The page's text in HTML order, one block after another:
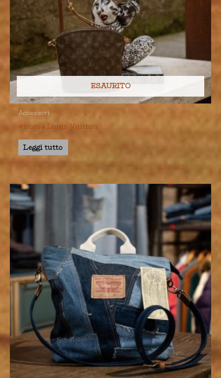
ESAURITO
Accessori
#borsa Louis Vuitton
Leggi tutto